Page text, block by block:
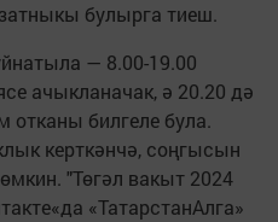
булырга тиеш.
— 8.00-19.00
ачыкланачак, ә 20.20 дә
отканы билгеле була.
керткәнчә, соңгысын
"Төгәл вакыт 2024
«ТатарстанАлга»